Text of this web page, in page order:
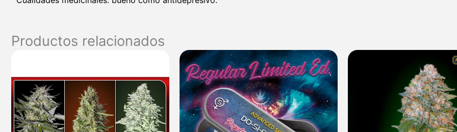
Productos relacionados